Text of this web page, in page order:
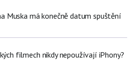
Muska má konečně datum spuštění
filmech nikdy nepoužívají iPhony?